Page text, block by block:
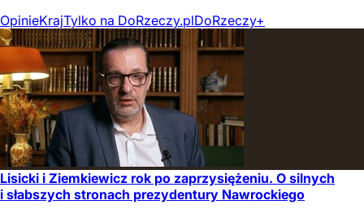
OpinieKrajTylko na DoRzeczy.plDoRzeczy+
Lisicki i Ziemkiewicz rok po zaprzysiężeniu. O silnych
i słabszych stronach prezydentury Nawrockiego